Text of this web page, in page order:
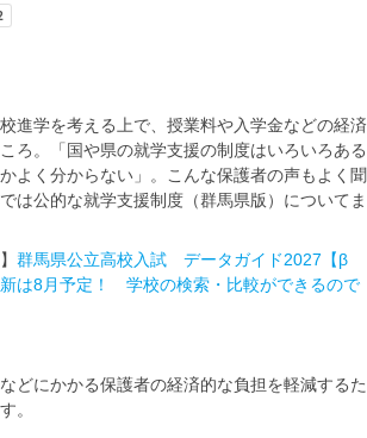
進学を考える上で、授業料や入学金などの経済
ろ。「国や県の就学支援の制度はいろいろある
よく分からない」。こんな保護者の声もよく聞
は公的な就学支援制度（群馬県版）についてま
群馬県公立高校入試 データガイド2027【β
は8月予定！ 学校の検索・比較ができるので
どにかかる保護者の経済的な負担を軽減するた
。